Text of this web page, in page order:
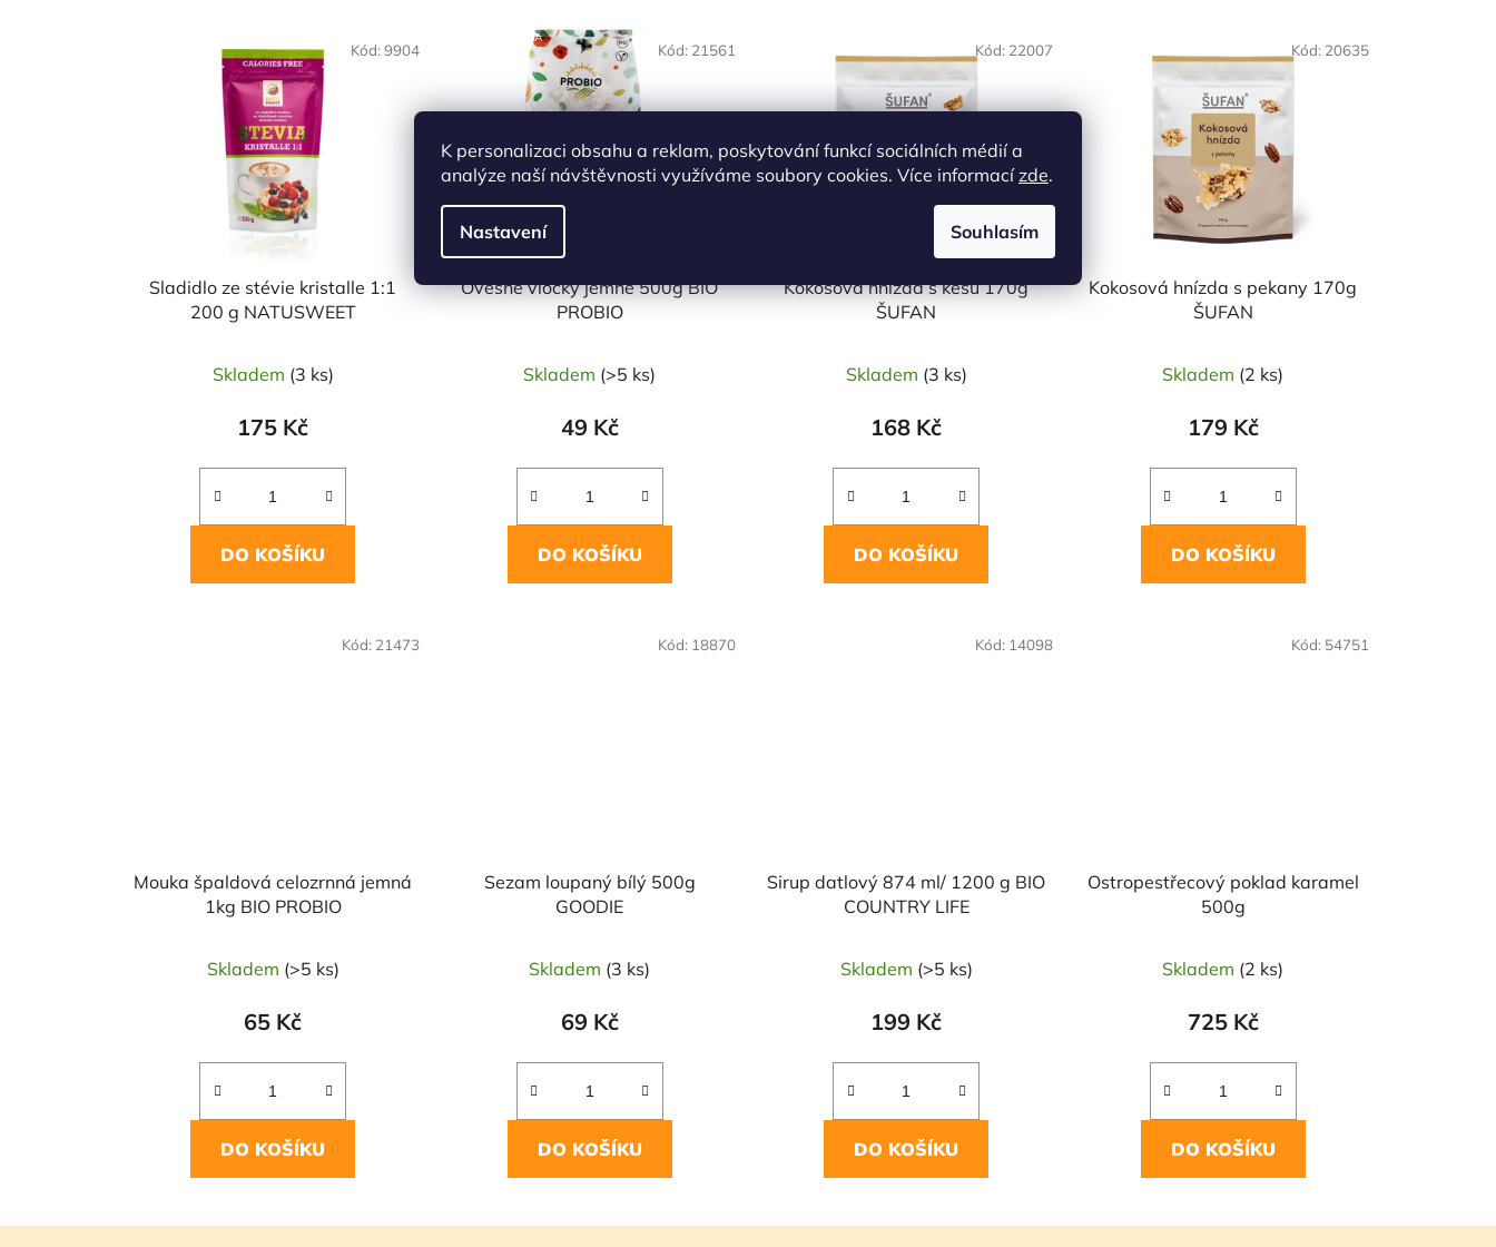
K personalizaci obsahu a reklam, poskytování funkcí sociálních médií a
analýze naší návštěvnosti využíváme soubory cookies. Více informacízde.
Nastavení Souhlasím
Sladidlo ze stévie kristalle 1:1
200 g NATUSWEET
Skladem (3 ks)
175 Kč
DO KOŠÍKU
Kód: 9904
NAŠE OVĚŘENÁ
Ovesné vločky jemné 500g BIO
PROBIO
Skladem (>5 ks)
49 Kč
DO KOŠÍKU
Kód: 21561
Kokosová hnízda s kešu 170g
ŠUFAN
Skladem (3 ks)
168 Kč
DO KOŠÍKU
Kód: 22007
Kokosová hnízda s pekany 170g
ŠUFAN
Skladem (2 ks)
179 Kč
DO KOŠÍKU
Kód: 20635
Mouka špaldová celozrnná jemná
1kg BIO PROBIO
Skladem (>5 ks)
65 Kč
DO KOŠÍKU
Kód: 21473
Sezam loupaný bílý 500g
GOODIE
Skladem (3 ks)
69 Kč
DO KOŠÍKU
Kód: 18870
Sirup datlový 874 ml/ 1200 g BIO
COUNTRY LIFE
Skladem (>5 ks)
199 Kč
DO KOŠÍKU
Kód: 14098
Ostropestřecový poklad karamel
500g
Skladem (2 ks)
725 Kč
DO KOŠÍKU
Kód: 54751